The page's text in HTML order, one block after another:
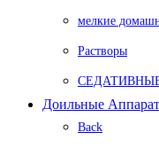
мелкие
Растворы
Доильные
Back